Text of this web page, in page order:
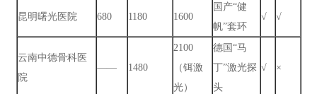
昆明曙光医院 680 1180 1600
国产“健
帆”套环
√ √
云南中德骨科医
院
—— 1480
2100
（铒激
光）
德国“马
丁”激光探
头
√ ×